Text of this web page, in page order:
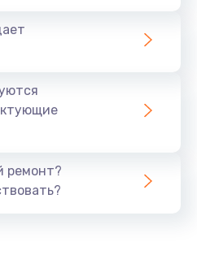
экрана
руб.
ремонт?